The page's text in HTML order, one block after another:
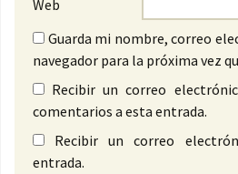
Web
Guarda mi nombre, correo
navegador para la próxima vez
Recibir un correo
comentarios a esta entrada.
Recibir un correo
entrada.